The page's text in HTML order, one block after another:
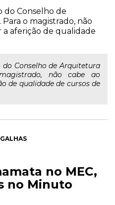
do Conselho de
o magistrado, não
a aferição de qualidade
do Conselho de Arquitetura
não cabe ao
de qualidade de cursos de
no MEC,
no Minuto